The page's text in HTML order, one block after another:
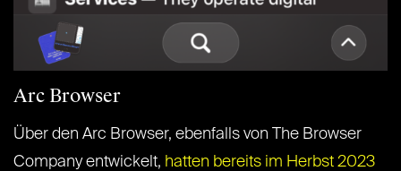
Arc Browser
Über den Arc Browser, ebenfalls von The Browser
Company entwickelt, hatten bereits im Herbst 2023